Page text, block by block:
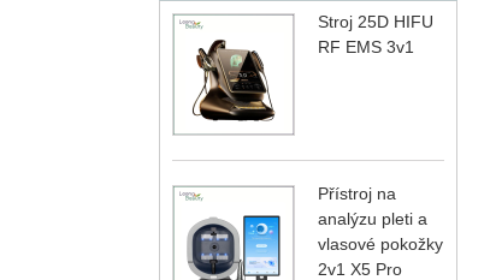
Stroj 25D HIFU
RF EMS 3v1
Přístroj na
analýzu pleti a
vlasové pokožky
2v1 X5 Pro